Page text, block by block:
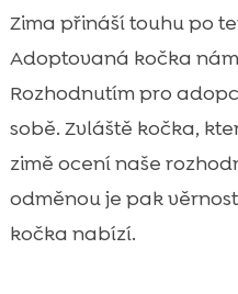
Zima přináší touhu po
Adoptovaná kočka
Rozhodnutím pro
sobě. Zvláště kočka,
zimě ocení naše
odměnou je pak
kočka nabízí.